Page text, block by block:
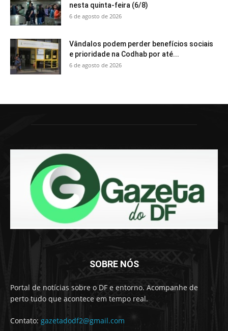
nesta quinta-feira (6/8)
6 de agosto de 2026
Vândalos podem perder benefícios sociais
e prioridade na Codhab por até...
6 de agosto de 2026
SOBRE NÓS
Portal de notícias sobre o DF e entorno. Acompanhe de
perto tudo que acontece em tempo real.
Contato: gazetadodf2@gmail.com